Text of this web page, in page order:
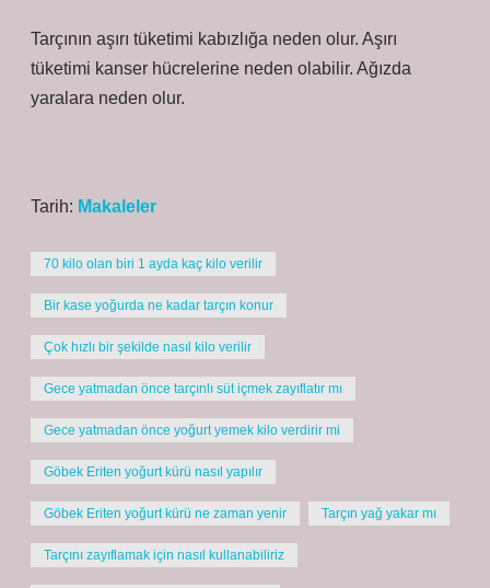
Tarçının aşırı tüketimi kabızlığa neden olur. Aşırı
tüketimi kanser hücrelerine neden olabilir. Ağızda
yaralara neden olur.
Tarih: Makaleler
70 kilo olan biri 1 ayda kaç kilo verilir
Bir kase yoğurda ne kadar tarçın konur
Çok hızlı bir şekilde nasıl kilo verilir
Gece yatmadan önce tarçınlı süt içmek zayıflatır mı
Gece yatmadan önce yoğurt yemek kilo verdirir mi
Göbek Eriten yoğurt kürü nasıl yapılır
Göbek Eriten yoğurt kürü ne zaman yenir Tarçın yağ yakar mı
Tarçını zayıflamak için nasıl kullanabiliriz